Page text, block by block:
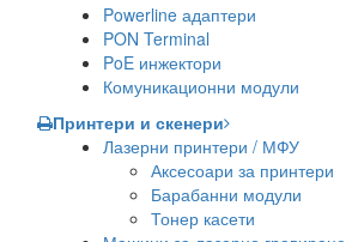
Powerline адаптери
PON Terminal
PoE инжектори
Комуникационни модули
Принтери и скенери
Лазерни принтери / МФУ
Аксесоари за принтери
Барабанни модули
Тонер касети